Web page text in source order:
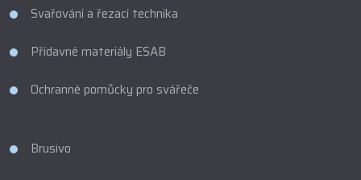
Svařování a řezací technika
Přídavné materiály ESAB
Ochranné pomůcky pro svářeče
Brusivo